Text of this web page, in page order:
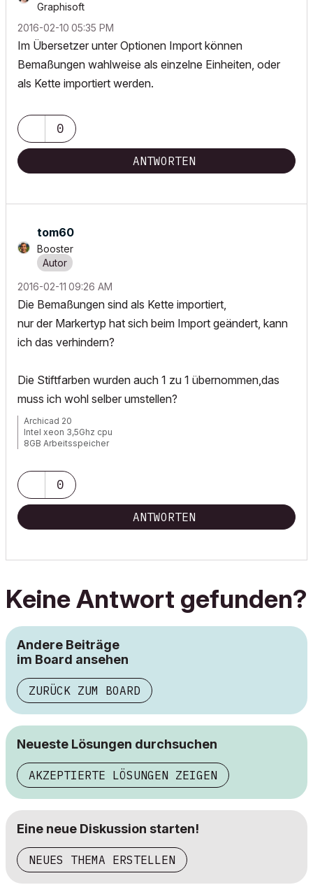
Graphisoft
‎2016-02-10 05:35 PM
Im Übersetzer unter Optionen Import können
Bemaßungen wahlweise als einzelne Einheiten, oder
als Kette importiert werden.
0
ANTWORTEN
tom60
Booster
‎2016-02-11 09:26 AM
Die Bemaßungen sind als Kette importiert,
nur der Markertyp hat sich beim Import geändert, kann
ich das verhindern?
Die Stiftfarben wurden auch 1 zu 1 übernommen,das
muss ich wohl selber umstellen?
Archicad 20
Intel xeon 3,5Ghz cpu
8GB Arbeitsspeicher
0
ANTWORTEN
Keine Antwort gefunden?
Andere Beiträge
im Board ansehen
ZURÜCK ZUM BOARD
Neueste Lösungen durchsuchen
AKZEPTIERTE LÖSUNGEN ZEIGEN
Eine neue Diskussion starten!
NEUES THEMA ERSTELLEN